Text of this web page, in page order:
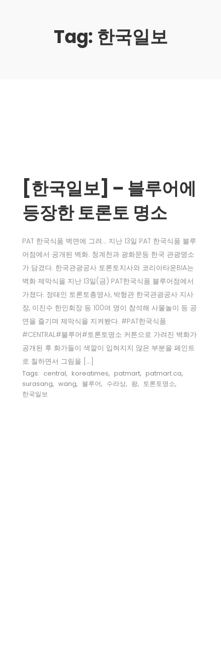
Tag: 한국일보
[한국일보] – 블루어에
등장한 토론토 명소
PAT 한국식품 벽면에 그려… 지난 13일 PAT 한국식품 블루
어점에서 공개된 벽화. 청계천과 광화문등 한국 관광명소
가 담겼다. 한국관광공사 토론토지사와 코리아타운BIA는
벽화 제막식을 지난 13일(금) PAT한국식품 블루어점에서
가졌다. 정태인 토론토총영사, 박형관 한국관광공사 지사
장, 이진수 한인회장 등 100여 명이 참석해 사물놀이 등 공
연을 즐기며 제막식을 지켜봤다. #PAT한국식품
#CENTRAL#블루어#토론토명소 커튼으로 가려진 벽화가
공개된 후 화가들이 색깔이 입혀지지 않은 부분을 페인트
로 칠하면서 그림을 […]
Tags: central, koreatimes, patmart, patmart.ca,
surasang, wang, 블루어, 수라상, 왕, 토론토명소,
한국일보